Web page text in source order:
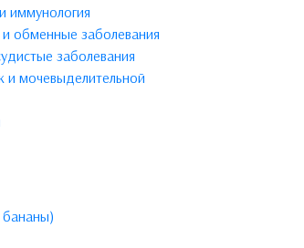
иммунология
обменные заболевания
заболевания
и мочевыделительной
бананы)